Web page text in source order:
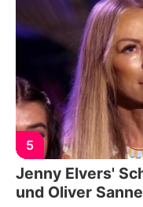
5
Jenny Elvers'
und Oliver Sanne